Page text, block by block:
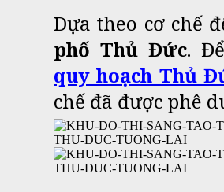
Dựa theo cơ chế
phố Thủ Đức.
quy hoạch Thủ
chế đã được phê